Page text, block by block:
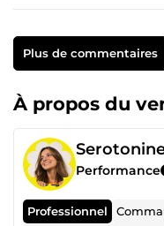
Plus de commentaires
À propos du
Performance
Professionnel